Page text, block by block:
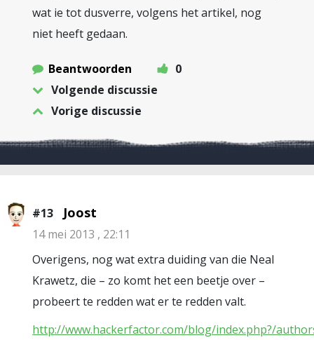
wat ie tot dusverre, volgens het artikel, nog
niet heeft gedaan.
Beantwoorden
0
Volgende discussie
Vorige discussie
#13 Joost
14 mei 2013 , 22:11
Overigens, nog wat extra duiding van die Neal
Krawetz, die – zo komt het een beetje over –
probeert te redden wat er te redden valt.
http://www.hackerfactor.com/blog/index.php?/